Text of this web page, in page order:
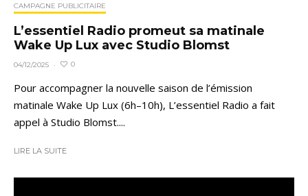
CAMPAGNE PUBLICITAIRE
L’essentiel Radio promeut sa matinale
Wake Up Lux avec Studio Blomst
04/12/2025 · 0
Pour accompagner la nouvelle saison de l’émission
matinale Wake Up Lux (6h–10h), L’essentiel Radio a fait
appel à Studio Blomst....
LIRE LA SUITE